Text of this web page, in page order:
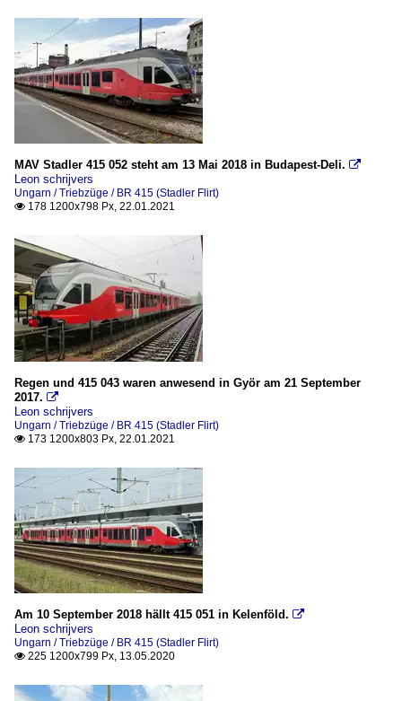
MAV Stadler 415 052 steht am 13 Mai 2018 in Budapest-Deli. 
Leon schrijvers
Ungarn / Triebzüge / BR 415 (Stadler Flirt)
 178 1200x798 Px, 22.01.2021
Regen und 415 043 waren anwesend in Györ am 21 September
2017. 
Leon schrijvers
Ungarn / Triebzüge / BR 415 (Stadler Flirt)
 173 1200x803 Px, 22.01.2021
Am 10 September 2018 hällt 415 051 in Kelenföld. 
Leon schrijvers
Ungarn / Triebzüge / BR 415 (Stadler Flirt)
 225 1200x799 Px, 13.05.2020